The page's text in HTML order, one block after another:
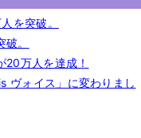
を突破。
。
万人を達成！
ォイス」に変わりまし